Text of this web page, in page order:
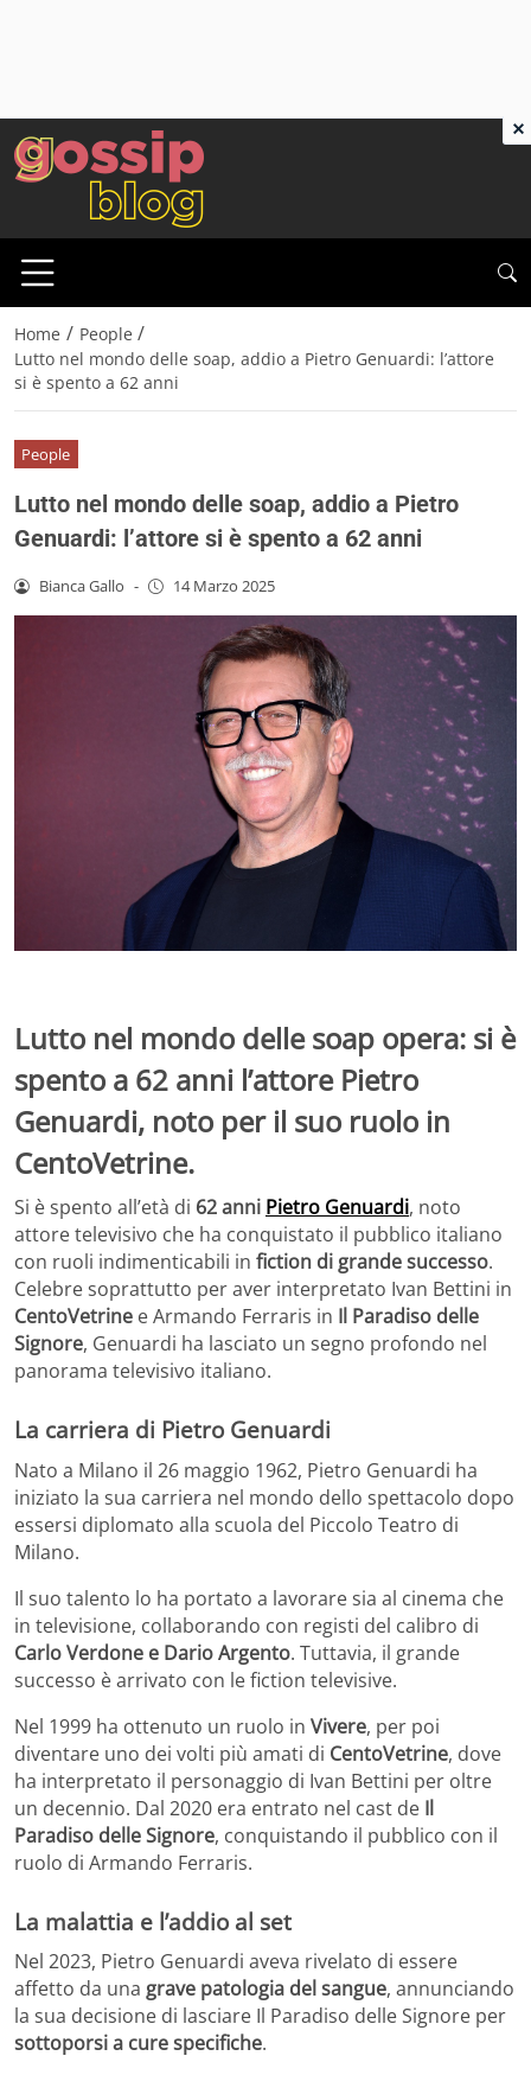
Home / People /
Lutto nel mondo delle soap, addio a Pietro Genuardi: l’attore
si è spento a 62 anni
People
Lutto nel mondo delle soap, addio a Pietro
Genuardi: l’attore si è spento a 62 anni
Bianca Gallo - 14 Marzo 2025
Lutto nel mondo delle soap opera: si è
spento a 62 anni l’attore Pietro
Genuardi, noto per il suo ruolo in
CentoVetrine.
Si è spento all’età di 62 anni Pietro Genuardi, noto
attore televisivo che ha conquistato il pubblico italiano
con ruoli indimenticabili in fiction di grande successo.
Celebre soprattutto per aver interpretato Ivan Bettini in
CentoVetrine e Armando Ferraris in Il Paradiso delle
Signore, Genuardi ha lasciato un segno profondo nel
panorama televisivo italiano.
La carriera di Pietro Genuardi
Nato a Milano il 26 maggio 1962, Pietro Genuardi ha
iniziato la sua carriera nel mondo dello spettacolo dopo
essersi diplomato alla scuola del Piccolo Teatro di
Milano.
Il suo talento lo ha portato a lavorare sia al cinema che
in televisione, collaborando con registi del calibro di
Carlo Verdone e Dario Argento. Tuttavia, il grande
successo è arrivato con le fiction televisive.
Nel 1999 ha ottenuto un ruolo in Vivere, per poi
diventare uno dei volti più amati di CentoVetrine, dove
ha interpretato il personaggio di Ivan Bettini per oltre
un decennio. Dal 2020 era entrato nel cast de Il
Paradiso delle Signore, conquistando il pubblico con il
ruolo di Armando Ferraris.
La malattia e l’addio al set
Nel 2023, Pietro Genuardi aveva rivelato di essere
affetto da una grave patologia del sangue, annunciando
la sua decisione di lasciare Il Paradiso delle Signore per
sottoporsi a cure specifiche.
×